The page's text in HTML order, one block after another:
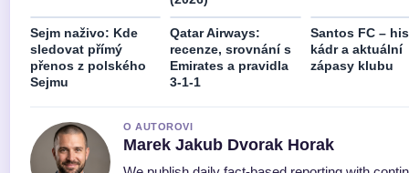
Sejm naživo: Kde
sledovat přímý
přenos z polského
Sejmu
Qatar Airways:
recenze, srovnání s
Emirates a pravidla
3-1-1
Santos FC –
kádr a aktuální
zápasy klubu
O AUTOROVI
Marek Jakub Dvorak Horak